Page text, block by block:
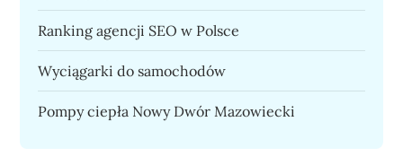
Ranking agencji SEO w Polsce
Wyciągarki do samochodów
Pompy ciepła Nowy Dwór Mazowiecki